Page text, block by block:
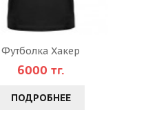
Футболка Хакер
6000 тг.
ПОДРОБНЕЕ